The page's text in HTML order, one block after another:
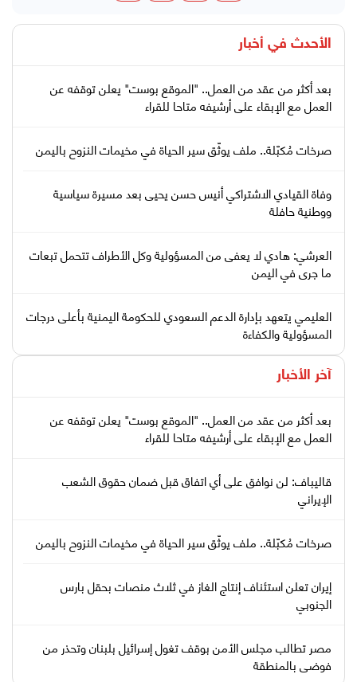
الأحدث في أخبار
بعد أكثر من عقد من العمل.. "الموقع بوست" يعلن توقفه عن
العمل مع الإبقاء على أرشيفه متاحا للقراء
صرخات مُكبّلة.. ملف يوثّق سير الحياة في مخيمات النزوح باليمن
وفاة القيادي الاشتراكي أنيس حسن يحيى بعد مسيرة سياسية
ووطنية حافلة
العرشي: هادي لا يعفى من المسؤولية وكل الأطراف تتحمل تبعات
ما جرى في اليمن
العليمي يتعهد بإدارة الدعم السعودي للحكومة اليمنية بأعلى درجات
المسؤولية والكفاءة
آخر الأخبار
بعد أكثر من عقد من العمل.. "الموقع بوست" يعلن توقفه عن
العمل مع الإبقاء على أرشيفه متاحا للقراء
قاليباف: لن نوافق على أي اتفاق قبل ضمان حقوق الشعب
الإيراني
صرخات مُكبّلة.. ملف يوثّق سير الحياة في مخيمات النزوح باليمن
إيران تعلن استئناف إنتاج الغاز في ثلاث منصات بحقل بارس
الجنوبي
مصر تطالب مجلس الأمن بوقف تغول إسرائيل بلبنان وتحذر من
فوضى بالمنطقة